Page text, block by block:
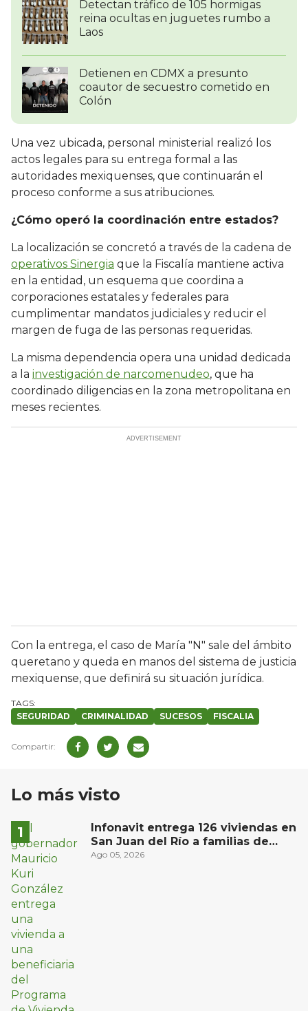
Detectan tráfico de 105 hormigas
reina ocultas en juguetes rumbo a
Laos
Detienen en CDMX a presunto
coautor de secuestro cometido en
Colón
Una vez ubicada, personal ministerial realizó los
actos legales para su entrega formal a las
autoridades mexiquenses, que continuarán el
proceso conforme a sus atribuciones.
¿Cómo operó la coordinación entre estados?
La localización se concretó a través de la cadena de
operativos Sinergia que la Fiscalía mantiene activa
en la entidad, un esquema que coordina a
corporaciones estatales y federales para
cumplimentar mandatos judiciales y reducir el
margen de fuga de las personas requeridas.
La misma dependencia opera una unidad dedicada
a la investigación de narcomenudeo, que ha
coordinado diligencias en la zona metropolitana en
meses recientes.
Con la entrega, el caso de María "N" sale del ámbito
queretano y queda en manos del sistema de justicia
mexiquense, que definirá su situación jurídica.
SEGURIDAD CRIMINALIDAD SUCESOS FISCALIA
Lo más visto
Infonavit entrega 126 viviendas en
San Juan del Río a familias de
bajos ingresos
Ago 05, 2026